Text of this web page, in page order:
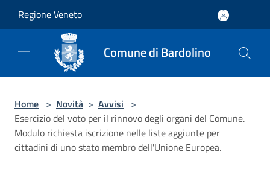
Regione Veneto
Comune di Bardolino
Home > Novità > Avvisi >
Esercizio del voto per il rinnovo degli organi del Comune.
Modulo richiesta iscrizione nelle liste aggiunte per
cittadini di uno stato membro dell'Unione Europea.